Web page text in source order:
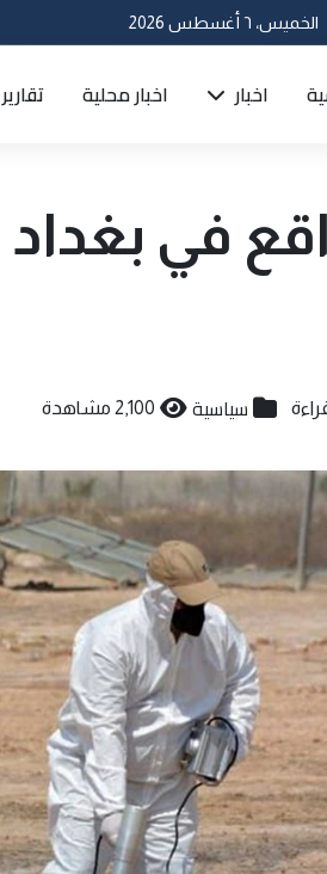
الخميس، ٦ أغسطس 2026
اخبار اخبار محلية تقارير
في
سياسية 2,100 مشاهدة